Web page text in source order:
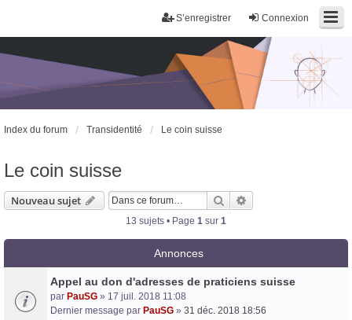
Connexion
S’enregistrer
Index du forum Transidentité Le coin suisse
Le coin suisse
Nouveau sujet Rechercher
13 sujets • Page 1 sur 1
Annonces
Appel au don d'adresses de praticiens suisse
par PauSG » 17 juil. 2018 11:08
Dernier message par PauSG » 31 déc. 2018 18:56